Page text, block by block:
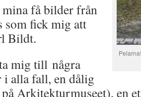
mina få bilder från
som fick mig att
Bildt.
mig till några
alla fall, en dålig
Arkitekturmuseet), en